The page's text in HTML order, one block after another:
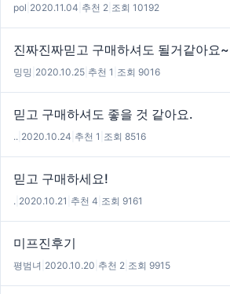
pol 2020.11.04 추천 2 조회 10192
진짜진짜믿고 구매하셔도 될거같아요
밍밍 2020.10.25 추천 1 조회 9016
믿고 구매하셔도 좋을 것 같아요.
.. 2020.10.24 추천 1 조회 8516
믿고 구매하세요!
. 2020.10.21 추천 4 조회 9161
미프진후기
평범녀 2020.10.20 추천 2 조회 9915